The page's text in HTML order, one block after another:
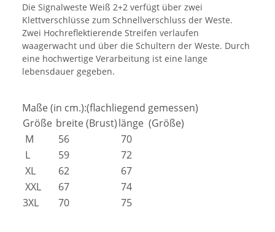
Die Signalweste Weiß 2+2 verfügt über zwei
Klettverschlüsse zum Schnellverschluss der Weste.
Zwei Hochreflektierende Streifen verlaufen
waagerwacht und über die Schultern der Weste. Durch
eine hochwertige Verarbeitung ist eine lange
lebensdauer gegeben.
Maße (in cm.):(flachliegend gemessen)
Größe breite (Brust)länge (Größe)
M
56
70
L
59
72
XL
62
67
XXL
67
74
3XL
70 75